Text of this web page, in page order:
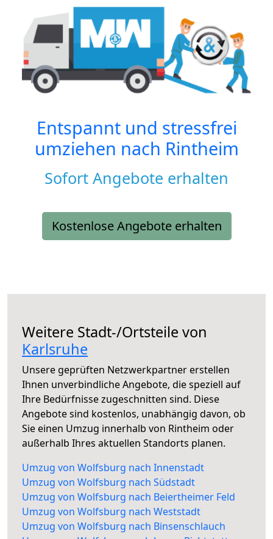
Entspannt und stressfrei
umziehen nach Rintheim
Sofort Angebote erhalten
Kostenlose Angebote erhalten
Weitere Stadt-/Ortsteile von
Karlsruhe
Unsere geprüften Netzwerkpartner erstellen
Ihnen unverbindliche Angebote, die speziell auf
Ihre Bedürfnisse zugeschnitten sind. Diese
Angebote sind kostenlos, unabhängig davon, ob
Sie einen Umzug innerhalb von Rintheim oder
außerhalb Ihres aktuellen Standorts planen.
Umzug von Wolfsburg nach Innenstadt
Umzug von Wolfsburg nach Südstadt
Umzug von Wolfsburg nach Beiertheimer Feld
Umzug von Wolfsburg nach Weststadt
Umzug von Wolfsburg nach Binsenschlauch